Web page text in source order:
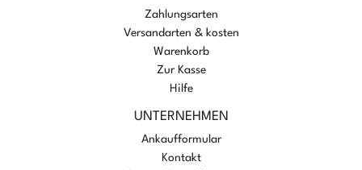
Zahlungsarten
Versandarten & kosten
Warenkorb
Zur Kasse
Hilfe
UNTERNEHMEN
Ankaufformular
Kontakt